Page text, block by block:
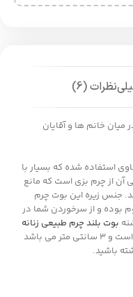
نظرات (6)
میان خانم ها و آقایان
استفاده شده که بسیار با
از چرم بزی است که مانع
جنس زیره این بوت چرم
بوده و از سرخوردن شما در
بوت بلند چرم طبیعی زنانه
mrc2111-43 بصورت استاندارد طراحی شده است و 3 سانتی متر می باشد
باشید.